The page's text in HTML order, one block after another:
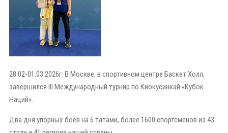
28.02-01.03.2026г. В Москве, в спортивном центре Баскет Холл,
завершился III Международный турнир по Киокусинкай «Кубок
Наций».
Два дня упорных боев на 6 татами, более 1600 спортсменов из 43